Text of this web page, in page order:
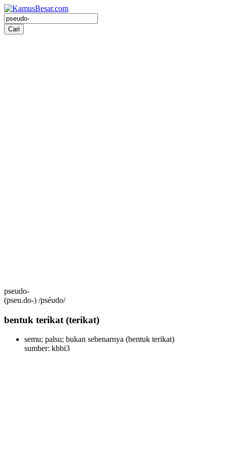
pseudo-
(pseu.do-) /pséudo/
bentuk terikat (terikat)
semu; palsu; bukan sebenarnya (bentuk terikat)
sumber: kbbi3